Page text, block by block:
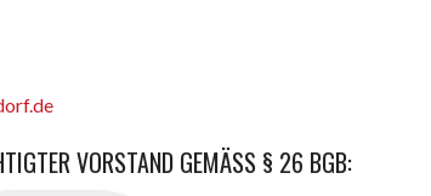
VORSTAND GEMÄSS § 26 BGB: